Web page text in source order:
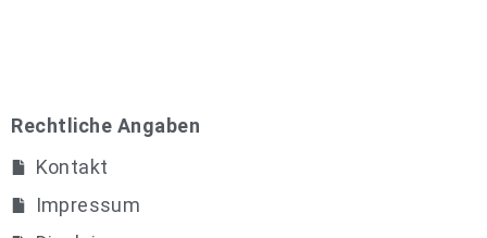
Rechtliche Angaben
Kontakt
Impressum